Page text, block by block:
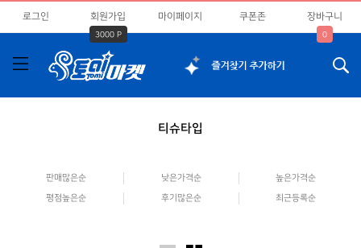
로그인 회원가입
3000 P
마이페이지 쿠폰존 장바구니
0
티슈타입
판매많은순 낮은가격순 높은가격순
평점높은순 후기많은순 최근등록순